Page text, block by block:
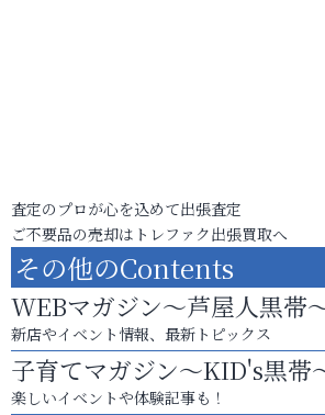
査定のプロが心を込めて出張査定
ご不要品の売却はトレファク出張買取へ
その他のContents
WEBマガジン～芦屋人黒帯
新店やイベント情報、最新トピックス
子育てマガジン～KID's黒帯
楽しいイベントや体験記事も！